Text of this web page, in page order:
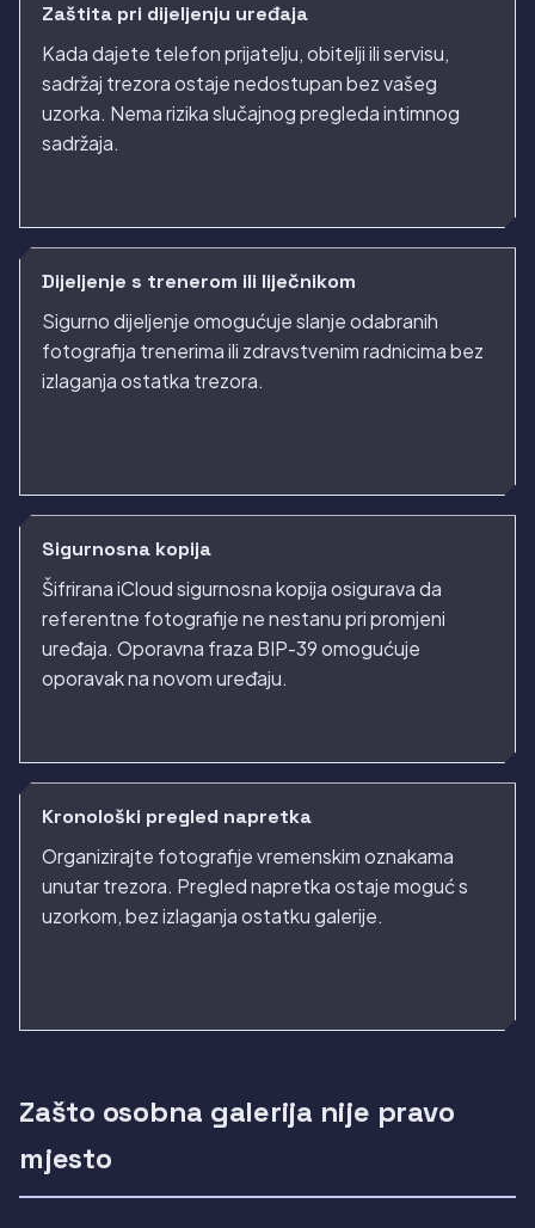
Zaštita pri dijeljenju uređaja
Kada dajete telefon prijatelju, obitelji ili servisu,
sadržaj trezora ostaje nedostupan bez vašeg
uzorka. Nema rizika slučajnog pregleda intimnog
sadržaja.
Dijeljenje s trenerom ili liječnikom
Sigurno dijeljenje omogućuje slanje odabranih
fotografija trenerima ili zdravstvenim radnicima bez
izlaganja ostatka trezora.
Sigurnosna kopija
Šifrirana iCloud sigurnosna kopija osigurava da
referentne fotografije ne nestanu pri promjeni
uređaja. Oporavna fraza BIP-39 omogućuje
oporavak na novom uređaju.
Kronološki pregled napretka
Organizirajte fotografije vremenskim oznakama
unutar trezora. Pregled napretka ostaje moguć s
uzorkom, bez izlaganja ostatku galerije.
Zašto osobna galerija nije pravo
mjesto